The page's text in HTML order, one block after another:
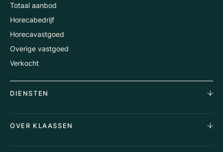
Totaal aanbod
Horecabedrijf
Horecavastgoed
Overige vastgoed
Verkocht
DIENSTEN
Aankoopopdracht
OVER KLAASSEN